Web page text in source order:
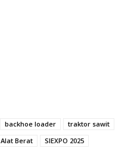
backhoe loader
traktor sawit
Alat Berat
SIEXPO 2025